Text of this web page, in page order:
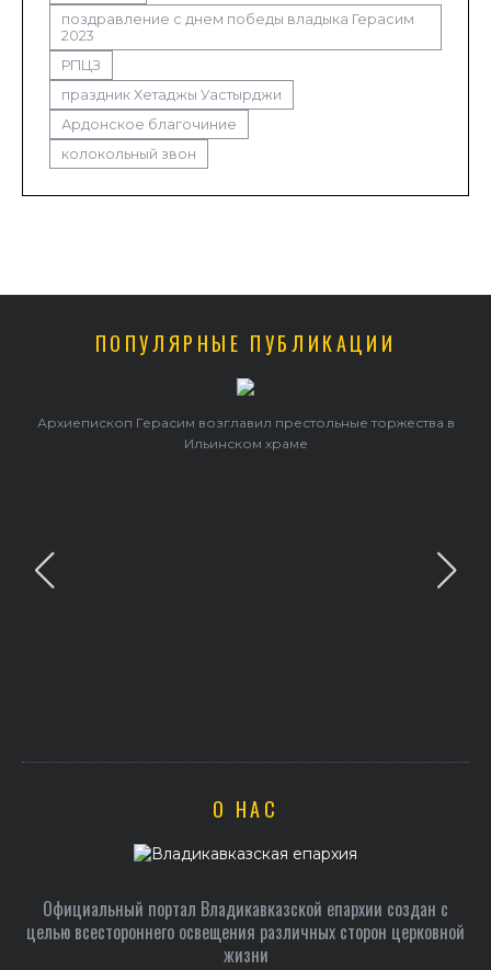
поздравление с днем победы владыка Герасим
2023
РПЦЗ
праздник Хетаджы Уастырджи
Ардонское благочиние
колокольный звон
ПОПУЛЯРНЫЕ ПУБЛИКАЦИИ
Архиепископ Герасим возглавил престольные торжества в
Ильинском храме
О НАС
Официальный портал Владикавказской епархии создан c
целью всестороннего освещения различных сторон церковной
жизни